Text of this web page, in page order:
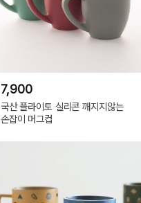
7,900
국산 플라이토 실리콘 깨지지않는
손잡이 머그컵